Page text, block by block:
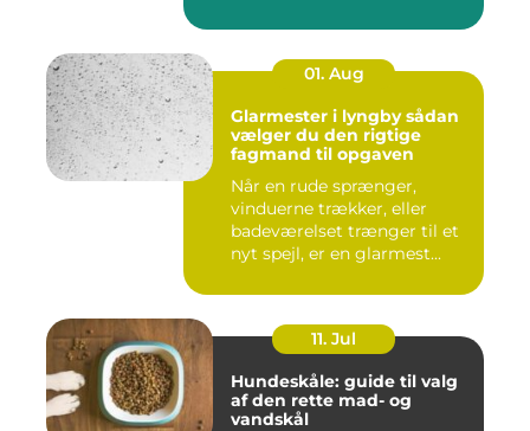
01. Aug
Glarmester i lyngby sådan
vælger du den rigtige
fagmand til opgaven
Når en rude sprænger,
vinduerne trækker, eller
badeværelset trænger til et
nyt spejl, er en glarmest...
11. Jul
Hundeskåle: guide til valg
af den rette mad- og
vandskål